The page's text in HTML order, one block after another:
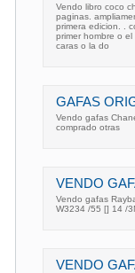
Vendo libro coco
paginas.
primera edicion. .
primer hombre o
caras o la do
GAFAS
Vendo gafas
comprado otras
VENDO
Vendo gafas
W3234 /55 [] 14 /
VENDO